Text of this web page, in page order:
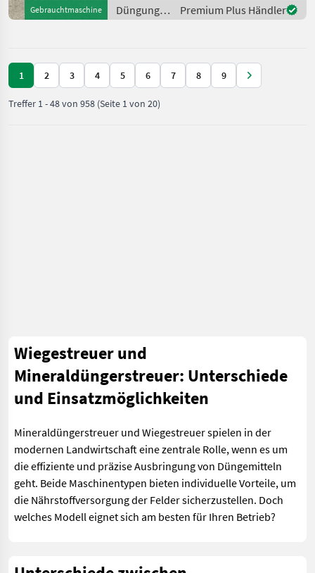
Gebrauchtmaschine
Mineraldüngerstreuer/Wiegestreuer
Düngung
und
Premium Plus Händler
1 2 3 4 5 6 7 8 9
Treffer 1-48von 958 (Seite 1 von 20)
Wiegestreuer und
Mineraldüngerstreuer: Unterschiede
und Einsatzmöglichkeiten
Mineraldüngerstreuer und Wiegestreuer spielen in der
modernen Landwirtschaft eine zentrale Rolle, wenn es um
die effiziente und präzise Ausbringung von Düngemitteln
geht. Beide Maschinentypen bieten individuelle Vorteile, um
die Nährstoffversorgung der Felder sicherzustellen. Doch
welches Modell eignet sich am besten für Ihren Betrieb?